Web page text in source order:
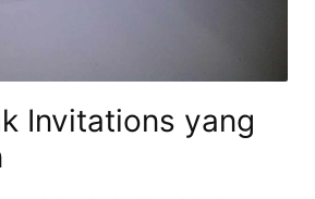
Invitations yang